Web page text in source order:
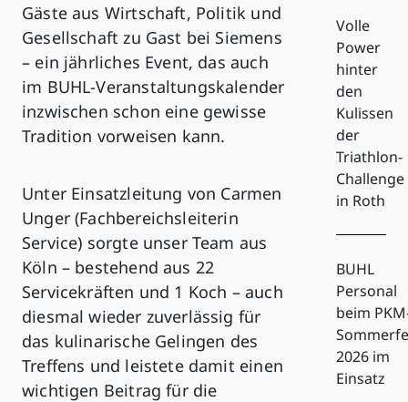
Gäste aus Wirtschaft, Politik und
Gesellschaft zu Gast bei Siemens
– ein jährliches Event, das auch
im BUHL-Veranstaltungskalender
inzwischen schon eine gewisse
Tradition vorweisen kann.
Unter Einsatzleitung von Carmen
Unger (Fachbereichsleiterin
Service) sorgte unser Team aus
Köln – bestehend aus 22
Servicekräften und 1 Koch – auch
diesmal wieder zuverlässig für
das kulinarische Gelingen des
Treffens und leistete damit einen
wichtigen Beitrag für die
Volle
Power
hinter
den
Kulissen
der
Triathlon-
Challenge
in Roth
BUHL
Personal
beim
2026 im
Einsatz